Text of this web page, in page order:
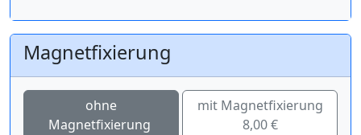
Magnetfixierung
ohne
Magnetfixierung
mit Magnetfixierung
8,00 €